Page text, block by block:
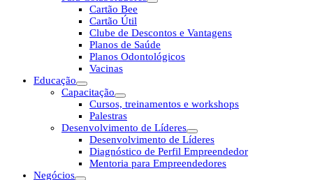
Cartão Bee
Cartão Útil
Clube de Descontos e Vantagens
Planos de Saúde
Planos Odontológicos
Vacinas
Educação
Capacitação
Cursos, treinamentos e workshops
Palestras
Desenvolvimento de Líderes
Desenvolvimento de Líderes
Diagnóstico de Perfil Empreendedor
Mentoria para Empreendedores
Negócios